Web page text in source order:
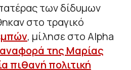
των δίδυμων
στο τραγικό
, μίλησε στο Alpha
αναφορά της Μαρίας
πιθανή πολιτική